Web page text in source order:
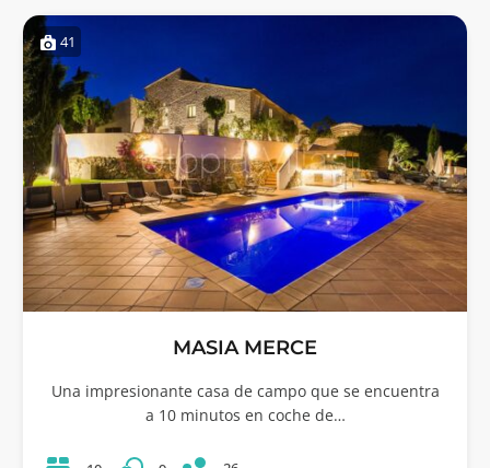
41
MASIA MERCE
Una impresionante casa de campo que se encuentra
a 10 minutos en coche de…